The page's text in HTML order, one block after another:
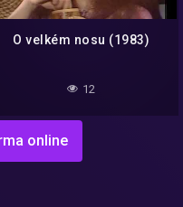
O velkém nosu (1983)
12
online